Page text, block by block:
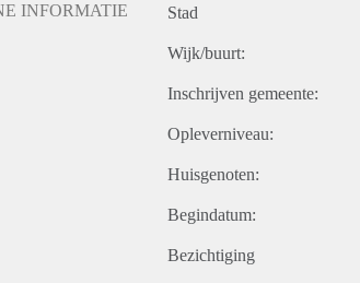
INFORMATIE Stad
Wijk/buurt:
Inschrijven gemeente:
Opleverniveau:
Huisgenoten:
Begindatum:
Bezichtiging